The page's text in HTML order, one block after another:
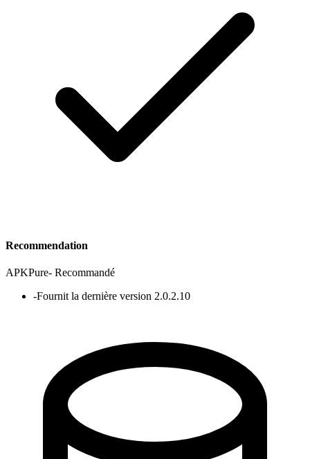
Recommendation
APKPure- Recommandé
-Fournit la dernière version 2.0.2.10